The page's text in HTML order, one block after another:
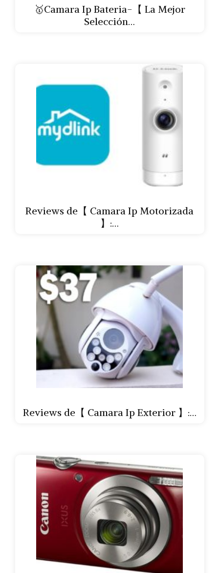
🥇Camara Ip Bateria-【 La Mejor
Selección…
Reviews de【 Camara Ip Motorizada
】:…
Reviews de【 Camara Ip Exterior 】:…